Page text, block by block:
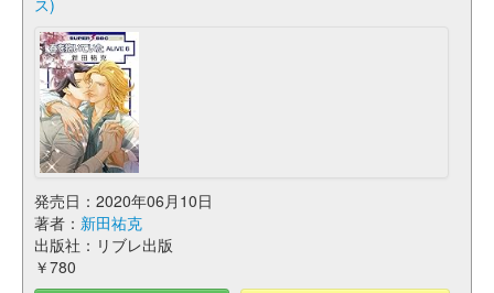
ス)
発売日：2020年06月10日
著者： 新田祐克
出版社：リブレ出版
￥780